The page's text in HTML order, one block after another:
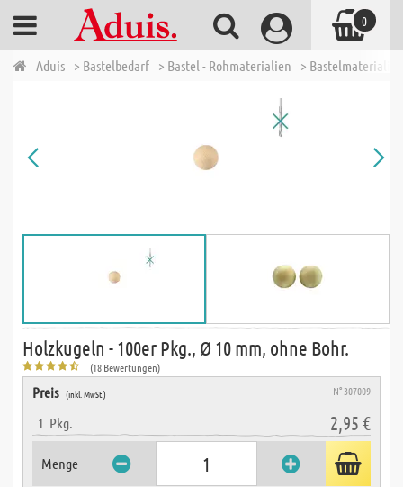
Aduis > Bastelbedarf > Bastel - Rohmaterialien >
Holzkugeln - 100er Pkg., Ø 10 mm, ohne Bohr.
(18 Bewertungen)
Preis (inkl. MwSt.) N° 307009
1 Pkg. 2,95 €
Menge
0